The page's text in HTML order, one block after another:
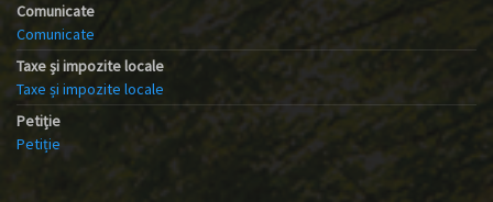
Comunicate
Comunicate
Taxe și impozite locale
Taxe și impozite locale
Petiție
Petiție